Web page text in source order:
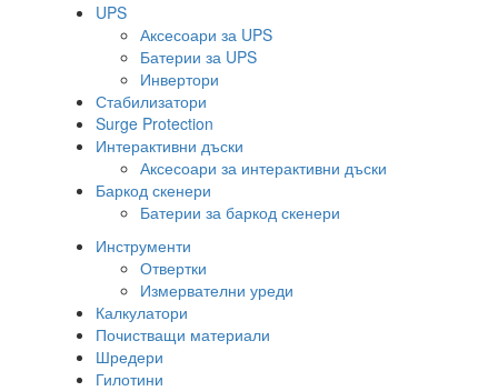
UPS
Аксесоари за UPS
Батерии за UPS
Инвертори
Стабилизатори
Surge Protection
Интерактивни дъски
Аксесоари за интерактивни дъски
Баркод скенери
Батерии за баркод скенери
Инструменти
Отвертки
Измервателни уреди
Калкулатори
Почистващи материали
Шредери
Гилотини